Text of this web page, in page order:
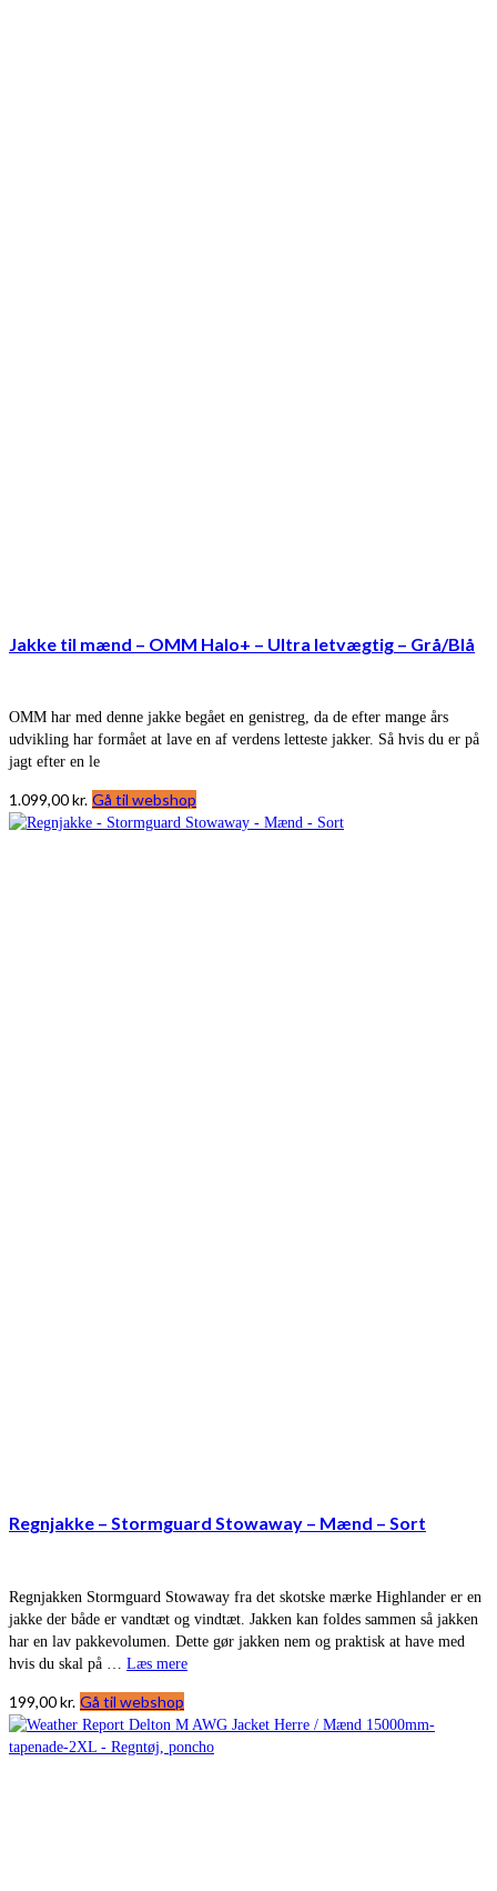
Jakke til mænd – OMM Halo+ – Ultra letvægtig – Grå/Blå
OMM har med denne jakke begået en genistreg, da de efter mange års
udvikling har formået at lave en af verdens letteste jakker. Så hvis du er på
jagt efter en le
1.099,00kr. Gå til webshop
Regnjakke – Stormguard Stowaway – Mænd – Sort
Regnjakken Stormguard Stowaway fra det skotske mærke Highlander er en
jakke der både er vandtæt og vindtæt. Jakken kan foldes sammen så jakken
har en lav pakkevolumen. Dette gør jakken nem og praktisk at have med
hvis du skal på … Læs mere
199,00kr. Gå til webshop